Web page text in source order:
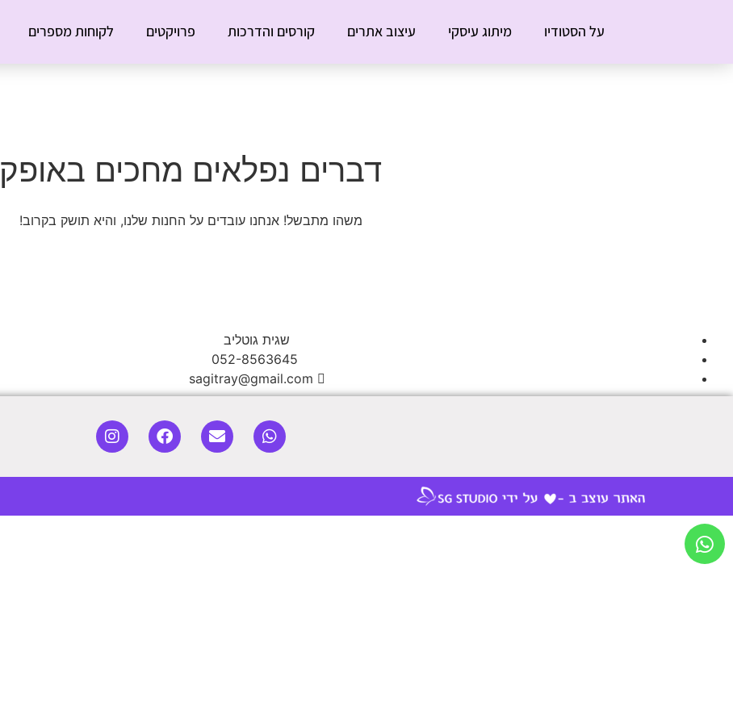
על הסטודיו מיתוג עיסקי עיצוב אתרים קורסים והדרכות פרויקטים לקוחות מספרים
דברים נפלאים מחכים באופק
משהו מתבשל! אנחנו עובדים על החנות שלנו, והיא תושק בקרוב!
שגית גוטליב
052-8563645
sagitray@gmail.com